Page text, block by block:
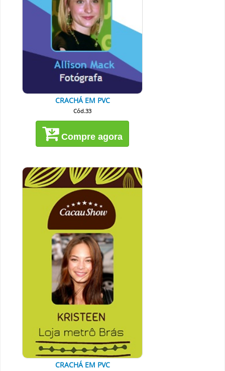
CRACHÁ EM PVC
Cód.33
Compre agora
CRACHÁ EM PVC